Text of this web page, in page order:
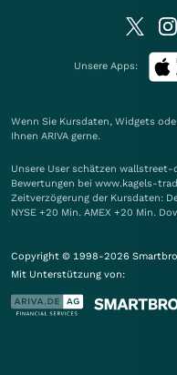
Unsere Apps:
Wenn Sie Kursdaten, Widgets
Ihnen ARIVA gerne.
Unsere User schätzen
Bewertungen bei www.kagels-
Zeitverzögerung der Kursdaten:
NYSE +20 Min. AMEX +20 Min.
Copyright © 1998-2026
Mit Unterstützung von: